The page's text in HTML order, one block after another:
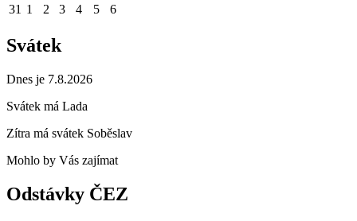
31 1 2 3 4 5 6
Svátek
Dnes je 7.8.2026
Svátek má Lada
Zítra má svátek Soběslav
Mohlo by Vás zajímat
Odstávky ČEZ